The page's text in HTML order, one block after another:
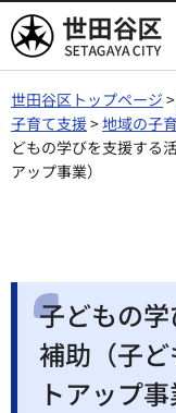
世田谷区
世田谷区トップページ >
子育て支援>地域の子
どもの学びを支援する
アップ事業）
子どもの
補助（子
トアップ事